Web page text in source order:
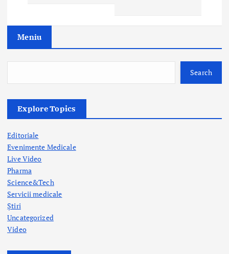
t
i
o
n
Meniu
Search
Explore Topics
Editoriale
Evenimente Medicale
Live Video
Pharma
Science&Tech
Servicii medicale
Știri
Uncategorized
Video